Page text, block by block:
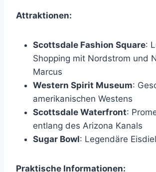
Attraktionen:
Scottsdale Fashion Square:
Shopping mit Nordstrom und
Marcus
Western Spirit Museum:
amerikanischen Westens
Scottsdale Waterfront:
entlang des Arizona Kanals
Sugar Bowl: Legendäre
Praktische Informationen: